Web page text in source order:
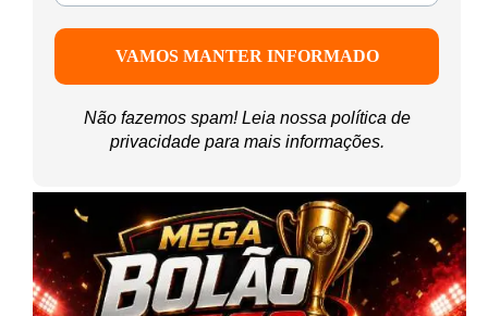
Não fazemos spam! Leia nossa política de
privacidadepara mais informações.